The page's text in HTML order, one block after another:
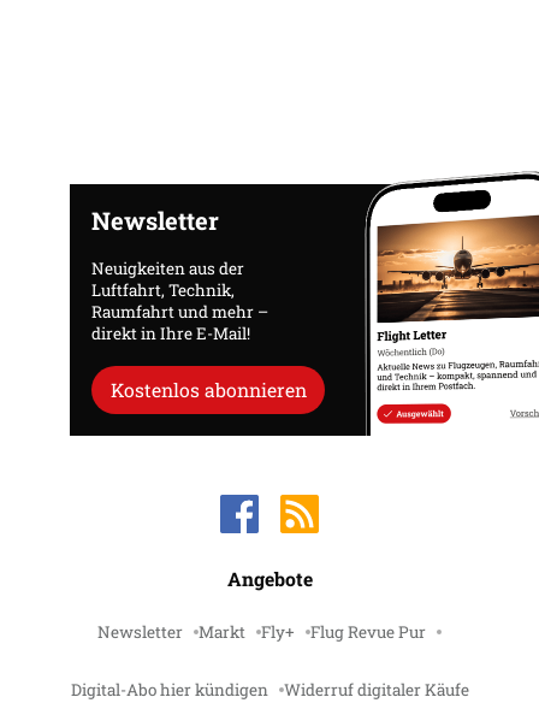
Newsletter
Neuigkeiten aus der
Luftfahrt, Technik,
Raumfahrt und mehr –
direkt in Ihre E-Mail!
Kostenlos abonnieren
Angebote
Newsletter Markt Fly+ Flug Revue Pur
Digital-Abo hier kündigen Widerruf digitaler Käufe